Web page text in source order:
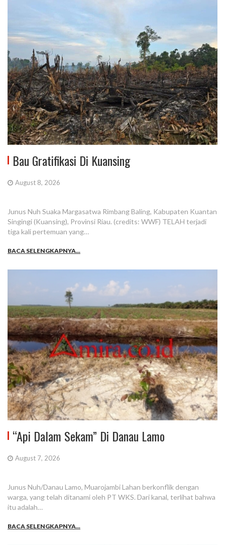
Bau Gratifikasi Di Kuansing
August 8, 2026
Junus Nuh Suaka Margasatwa Rimbang Baling, Kabupaten Kuantan
Singingi (Kuansing), Provinsi Riau. (credits: WWF) TELAH terjadi
tiga kali pertemuan yang…
BACA SELENGKAPNYA...
“Api Dalam Sekam” Di Danau Lamo
August 7, 2026
Junus Nuh/Danau Lamo, Muarojambi Lahan berkonflik dengan
warga, yang telah ditanami oleh PT WKS. Dari kanal, terlihat bahwa
itu adalah…
BACA SELENGKAPNYA...